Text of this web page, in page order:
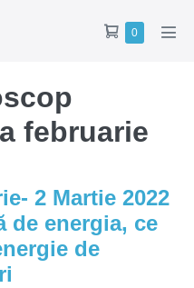
Shopping
0Items
februarie
2 Martie 2022
de energia, ce
de